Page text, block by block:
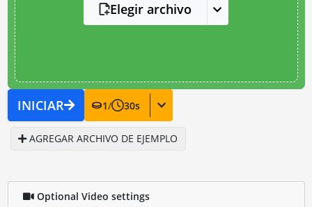
Elegir archivo
INICIAR 1/ 30s
AGREGAR ARCHIVO DE EJEMPLO
Optional Video settings